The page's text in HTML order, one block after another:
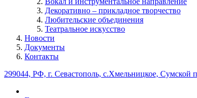
Декоративно – прикладное творчество
Любительские объединения
Театральное искусство
Новости
Документы
Контакты
299044, РФ, г. Севастополь, с.Хмельницкое, Сумской